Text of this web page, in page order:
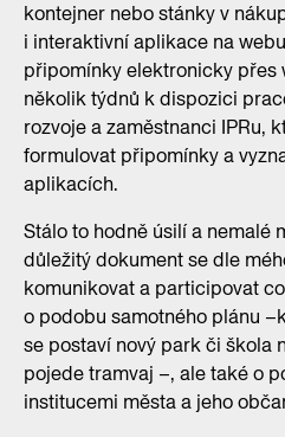
kontejner nebo stánky v
i interaktivní aplikace na
připomínky elektronicky přes
několik týdnů k dispozici
rozvoje a zaměstnanci IPRu,
formulovat připomínky a
aplikacích.
Stálo to hodně úsilí a nemalé
důležitý dokument se dle
komunikovat a participovat
o podobu samotného plánu
se postaví nový park či škola
pojede tramvaj –, ale také o
institucemi města a jeho